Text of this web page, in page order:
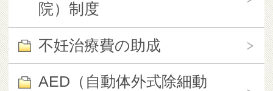
院）制度
不妊治療費の助成
AED（自動体外式除細動